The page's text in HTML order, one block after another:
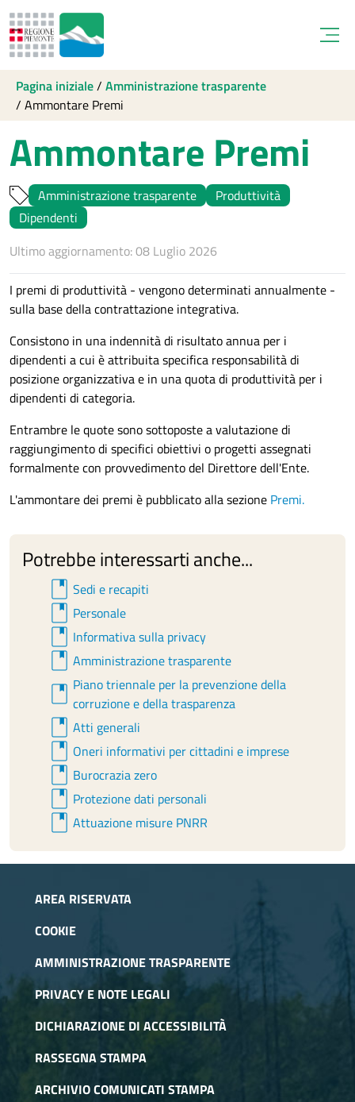
Pagina iniziale/ Amministrazione trasparente
/ Ammontare Premi
Ammontare Premi
Amministrazione trasparente
Produttività
Dipendenti
Ultimo aggiornamento: 08 Luglio 2026
I premi di produttività - vengono determinati annualmente -
sulla base della contrattazione integrativa.
Consistono in una indennità di risultato annua per i
dipendenti a cui è attribuita specifica responsabilità di
posizione organizzativa e in una quota di produttività per i
dipendenti di categoria.
Entrambre le quote sono sottoposte a valutazione di
raggiungimento di specifici obiettivi o progetti assegnati
formalmente con provvedimento del Direttore dell'Ente.
L'ammontare dei premi è pubblicato alla sezione Premi.
Potrebbe interessarti anche...
book Sedi e recapiti
book Personale
book Informativa sulla privacy
book Amministrazione trasparente
book Piano triennale per la prevenzione della
corruzione e della trasparenza
book Atti generali
book Oneri informativi per cittadini e imprese
book Burocrazia zero
book Protezione dati personali
book Attuazione misure PNRR
AREA RISERVATA
COOKIE
AMMINISTRAZIONE TRASPARENTE
PRIVACY E NOTE LEGALI
DICHIARAZIONE DI ACCESSIBILITÀ
RASSEGNA STAMPA
ARCHIVIO COMUNICATI STAMPA